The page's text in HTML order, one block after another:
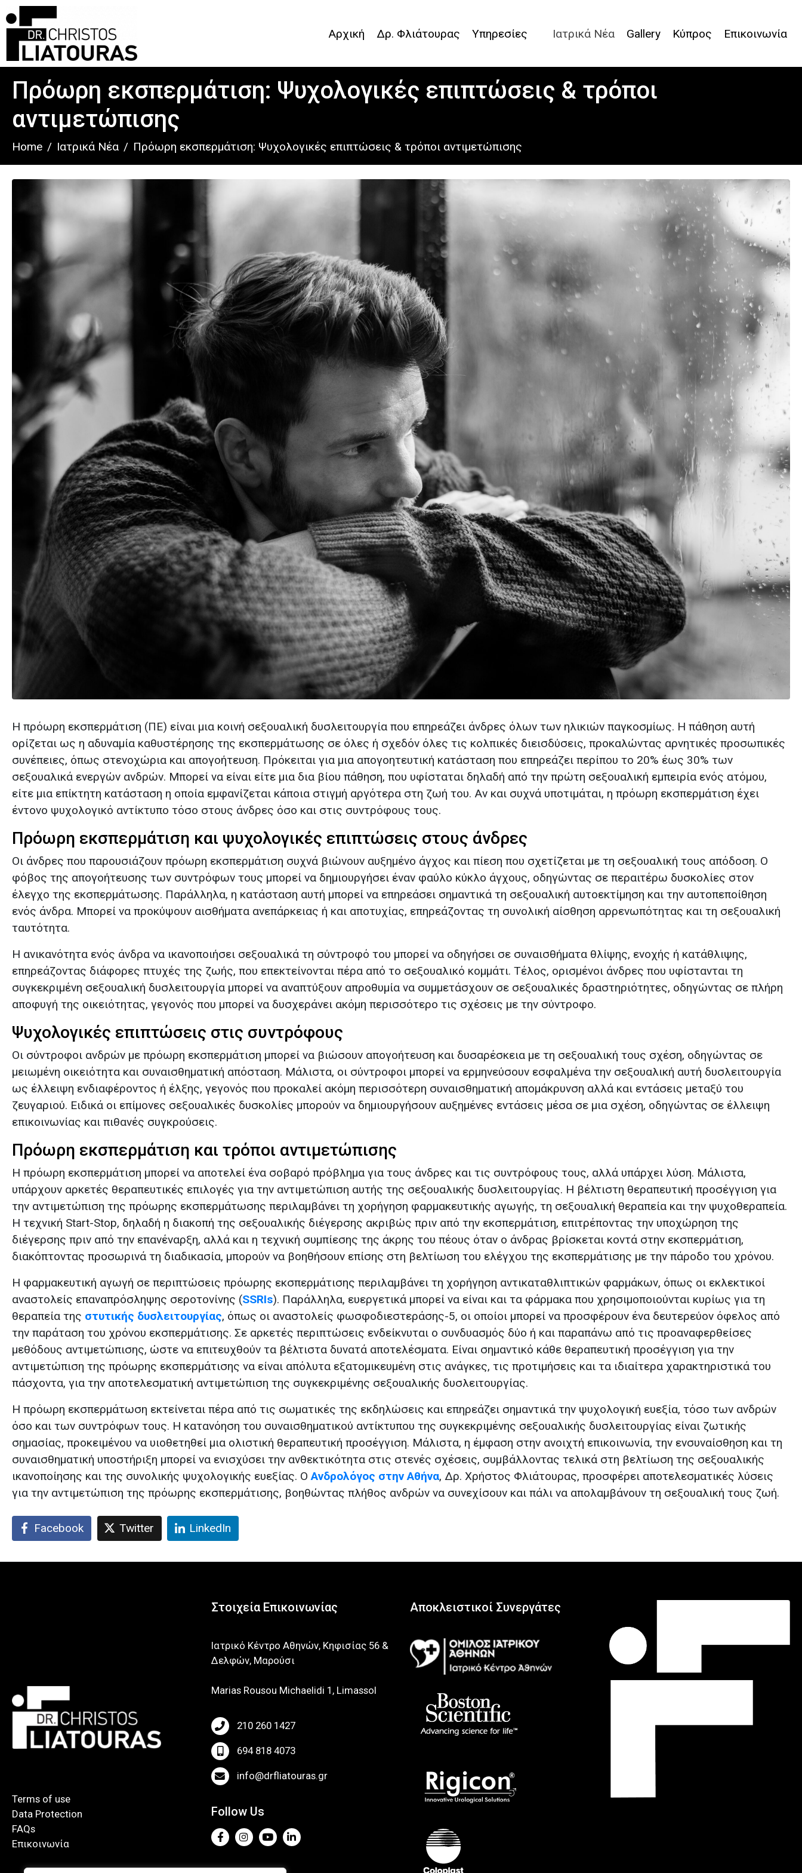
Αρχική Δρ. Φλιάτουρας Υπηρεσίες Ιατρικά Νέα Gallery Κύπρος Επικοινωνία
Πρόωρη εκσπερμάτιση: Ψυχολογικές επιπτώσεις & τρόποι
αντιμετώπισης
Home Ιατρικά Νέα Πρόωρη εκσπερμάτιση: Ψυχολογικές επιπτώσεις & τρόποι αντιμετώπισης
Η πρόωρη εκσπερμάτιση (ΠΕ) είναι μια κοινή σεξουαλική δυσλειτουργία που επηρεάζει άνδρες όλων των ηλικιών παγκοσμίως. Η πάθηση αυτή
ορίζεται ως η αδυναμία καθυστέρησης της εκσπερμάτωσης σε όλες ή σχεδόν όλες τις κολπικές διεισδύσεις, προκαλώντας αρνητικές προσωπικές
συνέπειες, όπως στενοχώρια και απογοήτευση. Πρόκειται για μια απογοητευτική κατάσταση που επηρεάζει περίπου το 20% έως 30% των
σεξουαλικά ενεργών ανδρών. Μπορεί να είναι είτε μια δια βίου πάθηση, που υφίσταται δηλαδή από την πρώτη σεξουαλική εμπειρία ενός ατόμου,
είτε μια επίκτητη κατάσταση η οποία εμφανίζεται κάποια στιγμή αργότερα στη ζωή του. Αν και συχνά υποτιμάται, η πρόωρη εκσπερμάτιση έχει
έντονο ψυχολογικό αντίκτυπο τόσο στους άνδρες όσο και στις συντρόφους τους.
Πρόωρη εκσπερμάτιση και ψυχολογικές επιπτώσεις στους άνδρες
Οι άνδρες που παρουσιάζουν πρόωρη εκσπερμάτιση συχνά βιώνουν αυξημένο άγχος και πίεση που σχετίζεται με τη σεξουαλική τους απόδοση. Ο
φόβος της απογοήτευσης των συντρόφων τους μπορεί να δημιουργήσει έναν φαύλο κύκλο άγχους, οδηγώντας σε περαιτέρω δυσκολίες στον
έλεγχο της εκσπερμάτωσης. Παράλληλα, η κατάσταση αυτή μπορεί να επηρεάσει σημαντικά τη σεξουαλική αυτοεκτίμηση και την αυτοπεποίθηση
ενός άνδρα. Μπορεί να προκύψουν αισθήματα ανεπάρκειας ή και αποτυχίας, επηρεάζοντας τη συνολική αίσθηση αρρενωπότητας και τη σεξουαλική
ταυτότητα.
Η ανικανότητα ενός άνδρα να ικανοποιήσει σεξουαλικά τη σύντροφό του μπορεί να οδηγήσει σε συναισθήματα θλίψης, ενοχής ή κατάθλιψης,
επηρεάζοντας διάφορες πτυχές της ζωής, που επεκτείνονται πέρα από το σεξουαλικό κομμάτι. Τέλος, ορισμένοι άνδρες που υφίστανται τη
συγκεκριμένη σεξουαλική δυσλειτουργία μπορεί να αναπτύξουν απροθυμία να συμμετάσχουν σε σεξουαλικές δραστηριότητες, οδηγώντας σε πλήρη
αποφυγή της οικειότητας, γεγονός που μπορεί να δυσχεράνει ακόμη περισσότερο τις σχέσεις με την σύντροφο.
Ψυχολογικές επιπτώσεις στις συντρόφους
Οι σύντροφοι ανδρών με πρόωρη εκσπερμάτιση μπορεί να βιώσουν απογοήτευση και δυσαρέσκεια με τη σεξουαλική τους σχέση, οδηγώντας σε
μειωμένη οικειότητα και συναισθηματική απόσταση. Μάλιστα, οι σύντροφοι μπορεί να ερμηνεύσουν εσφαλμένα την σεξουαλική αυτή δυσλειτουργία
ως έλλειψη ενδιαφέροντος ή έλξης, γεγονός που προκαλεί ακόμη περισσότερη συναισθηματική απομάκρυνση αλλά και εντάσεις μεταξύ του
ζευγαριού. Ειδικά οι επίμονες σεξουαλικές δυσκολίες μπορούν να δημιουργήσουν αυξημένες εντάσεις μέσα σε μια σχέση, οδηγώντας σε έλλειψη
επικοινωνίας και πιθανές συγκρούσεις.
Πρόωρη εκσπερμάτιση και τρόποι αντιμετώπισης
Η πρόωρη εκσπερμάτιση μπορεί να αποτελεί ένα σοβαρό πρόβλημα για τους άνδρες και τις συντρόφους τους, αλλά υπάρχει λύση. Μάλιστα,
υπάρχουν αρκετές θεραπευτικές επιλογές για την αντιμετώπιση αυτής της σεξουαλικής δυσλειτουργίας. Η βέλτιστη θεραπευτική προσέγγιση για
την αντιμετώπιση της πρόωρης εκσπερμάτωσης περιλαμβάνει τη χορήγηση φαρμακευτικής αγωγής, τη σεξουαλική θεραπεία και την ψυχοθεραπεία.
Η τεχνική Start-Stop, δηλαδή η διακοπή της σεξουαλικής διέγερσης ακριβώς πριν από την εκσπερμάτιση, επιτρέποντας την υποχώρηση της
διέγερσης πριν από την επανέναρξη, αλλά και η τεχνική συμπίεσης της άκρης του πέους όταν ο άνδρας βρίσκεται κοντά στην εκσπερμάτιση,
διακόπτοντας προσωρινά τη διαδικασία, μπορούν να βοηθήσουν επίσης στη βελτίωση του ελέγχου της εκσπερμάτισης με την πάροδο του χρόνου.
Η φαρμακευτική αγωγή σε περιπτώσεις πρόωρης εκσπερμάτισης περιλαμβάνει τη χορήγηση αντικαταθλιπτικών φαρμάκων, όπως οι εκλεκτικοί
αναστολείς επαναπρόσληψης σεροτονίνης (SSRIs). Παράλληλα, ευεργετικά μπορεί να είναι και τα φάρμακα που χρησιμοποιούνται κυρίως για τη
θεραπεία της στυτικής δυσλειτουργίας, όπως οι αναστολείς φωσφοδιεστεράσης-5, οι οποίοι μπορεί να προσφέρουν ένα δευτερεύον όφελος από
την παράταση του χρόνου εκσπερμάτισης. Σε αρκετές περιπτώσεις ενδείκνυται ο συνδυασμός δύο ή και παραπάνω από τις προαναφερθείσες
μεθόδους αντιμετώπισης, ώστε να επιτευχθούν τα βέλτιστα δυνατά αποτελέσματα. Είναι σημαντικό κάθε θεραπευτική προσέγγιση για την
αντιμετώπιση της πρόωρης εκσπερμάτισης να είναι απόλυτα εξατομικευμένη στις ανάγκες, τις προτιμήσεις και τα ιδιαίτερα χαρακτηριστικά του
πάσχοντα, για την αποτελεσματική αντιμετώπιση της συγκεκριμένης σεξουαλικής δυσλειτουργίας.
Η πρόωρη εκσπερμάτωση εκτείνεται πέρα ​​από τις σωματικές της εκδηλώσεις και επηρεάζει σημαντικά την ψυχολογική ευεξία, τόσο των ανδρών
όσο και των συντρόφων τους. Η κατανόηση του συναισθηματικού αντίκτυπου της συγκεκριμένης σεξουαλικής δυσλειτουργίας είναι ζωτικής
σημασίας, προκειμένου να υιοθετηθεί μια ολιστική θεραπευτική προσέγγιση. Μάλιστα, η έμφαση στην ανοιχτή επικοινωνία, την ενσυναίσθηση και τη
συναισθηματική υποστήριξη μπορεί να ενισχύσει την ανθεκτικότητα στις στενές σχέσεις, συμβάλλοντας τελικά στη βελτίωση της σεξουαλικής
ικανοποίησης και της συνολικής ψυχολογικής ευεξίας. Ο Ανδρολόγος στην Αθήνα, Δρ. Χρήστος Φλιάτουρας, προσφέρει αποτελεσματικές λύσεις
για την αντιμετώπιση της πρόωρης εκσπερμάτισης, βοηθώντας πλήθος ανδρών να συνεχίσουν και πάλι να απολαμβάνουν τη σεξουαλική τους ζωή.
Facebook Twitter LinkedIn
Το όνομά σας*
Το email σας*
Υπηρεσίες*
Το μήνυμά σας*
Terms of use
Data Protection
FAQs
Επικοινωνία
Στοιχεία Επικοινωνίας
Ιατρικό Κέντρο Αθηνών, Κηφισίας 56 &
Δελφών, Μαρούσι
Marias Rousou Michaelidi 1, Limassol
210 260 1427
694 818 4073
info@drfliatouras.gr
Follow Us
Αποκλειστικοί Συνεργάτες